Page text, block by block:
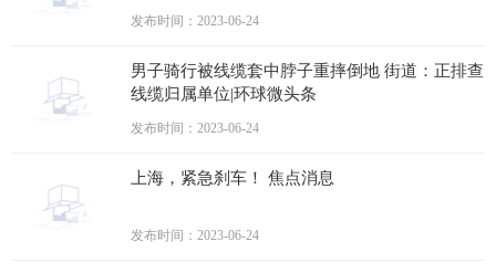
发布时间：2023-06-24
男子骑行被线缆套中脖子重摔倒地 街道：正排查
线缆归属单位|环球微头条
发布时间：2023-06-24
上海，紧急刹车！ 焦点消息
发布时间：2023-06-24